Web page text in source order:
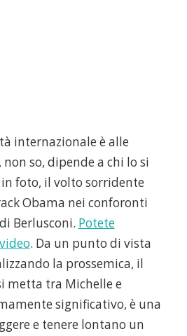
internazionale è alle
so, dipende a chi lo si
foto, il volto sorridente
Obama nei conforonti
Berlusconi. Potete
o. Da un punto di vista
la prossemica, il
metta tra Michelle e
significativo, è una
e tenere lontano un